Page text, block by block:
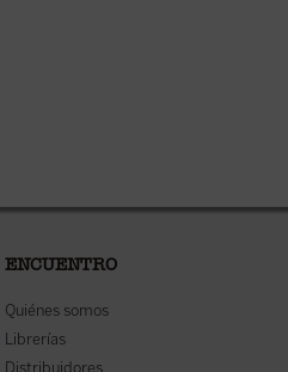
ENCUENTRO
Quiénes somos
Librerías
Distribuidores